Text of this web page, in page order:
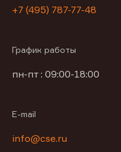
+7 (495) 787-77-48
График работы
пн-пт : 09:00-18:00
E-mail
info@cse.ru